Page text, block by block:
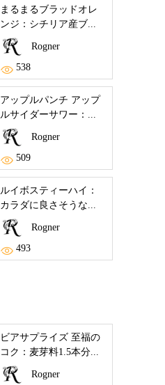
まるまるブラッドオレ
ンジ：シチリア産ブ...
Rogner
538
アップルパンチ アップ
ルサイダーサワー：...
Rogner
509
ルイボスティーハイ：
カラダに良さそうな...
Rogner
493
ビアサプライズ 至福の
コク：麦芽料1.5本分...
Rogner